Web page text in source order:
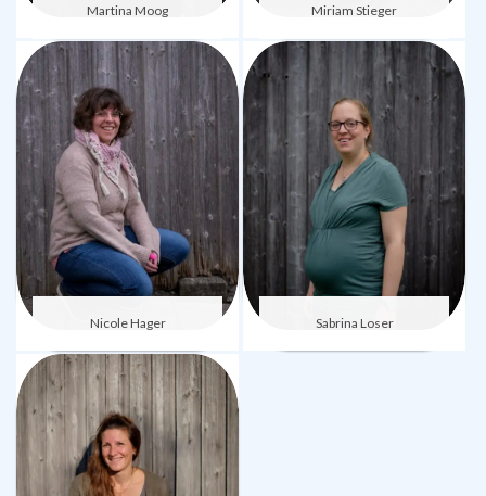
Martina Moog Miriam Stieger
Nicole Hager Sabrina Loser